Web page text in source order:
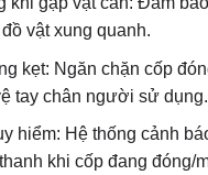
kẹt: Ngăn chặn cốp
tay chân người sử dụng.
hiểm: Hệ thống cảnh
khi cốp đang đóng/
nghi: